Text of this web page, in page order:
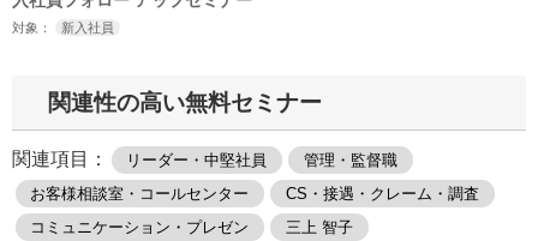
対象： 新入社員
関連性の高い無料セミナー
関連項目： リーダー・中堅社員
管理・監督職
お客様相談室・コールセンター
CS・接遇・クレーム・調査
コミュニケーション・プレゼン
三上 智子